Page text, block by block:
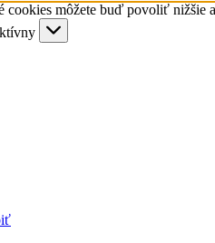
cookies môžete buď povoliť nižšie